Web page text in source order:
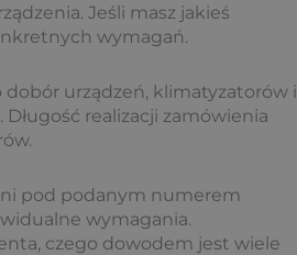
Jeśli masz jakieś
wymagań.
dobór urządzeń, klimatyzatorów i
realizacji zamówienia
pod podanym numerem
wymagania.
czego dowodem jest wiele